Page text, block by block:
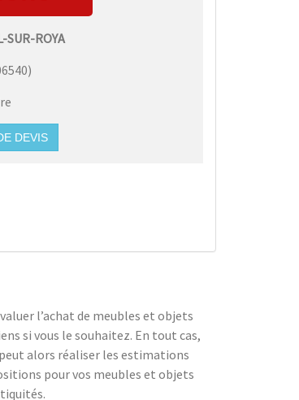
SUR-ROYA
)
DEVIS
l’achat de meubles et objets
si vous le souhaitez. En tout cas,
alors réaliser les estimations
pour vos meubles et objets